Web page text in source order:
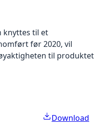
knyttes til et
før 2020, vil
til produktet
Download